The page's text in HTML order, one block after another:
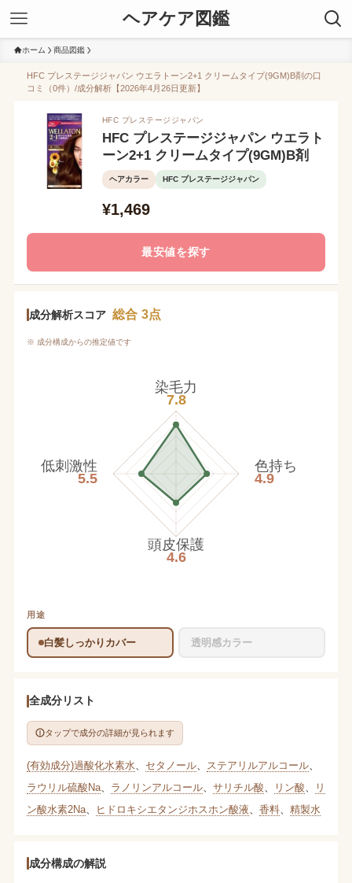
ヘアケア図鑑
ホーム 商品図鑑
HFC プレステージジャパン ウエラトーン2+1 クリームタイプ(9GM)B剤の口
コミ（0件）/成分解析【2026年4月26日更新】
HFC プレステージジャパン
HFC プレステージジャパン ウエラト
ーン2+1 クリームタイプ(9GM)B剤
ヘアカラー HFC プレステージジャパン
¥1,469
最安値を探す
成分解析スコア 総合 3点
※ 成分構成からの推定値です
染毛力
7.8
色持ち
4.9
頭皮保護
4.6
低刺激性
5.5
用途
白髪しっかりカバー 透明感カラー
全成分リスト
タップで成分の詳細が見られます
(有効成分)過酸化水素水 セタノール、 ステアリルアルコール、
ラウリル硫酸Na、 ラノリンアルコール、 サリチル酸 リン酸
リ
ン酸水素2Na、 ヒドロキシエタンジホスホン酸液 香料、 精製水
成分構成の解説